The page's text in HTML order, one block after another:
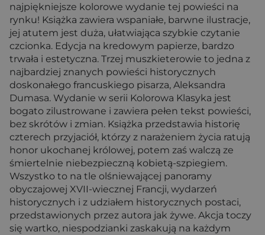
najpiękniejsze kolorowe wydanie tej powieści na
rynku! Książka zawiera wspaniałe, barwne ilustracje,
jej atutem jest duża, ułatwiająca szybkie czytanie
czcionka. Edycja na kredowym papierze, bardzo
trwała i estetyczna. Trzej muszkieterowie to jedna z
najbardziej znanych powieści historycznych
doskonałego francuskiego pisarza, Aleksandra
Dumasa. Wydanie w serii Kolorowa Klasyka jest
bogato zilustrowane i zawiera pełen tekst powieści,
bez skrótów i zmian. Książka przedstawia historię
czterech przyjaciół, którzy z narażeniem życia ratują
honor ukochanej królowej, potem zaś walczą ze
śmiertelnie niebezpieczną kobietą-szpiegiem.
Wszystko to na tle olśniewającej panoramy
obyczajowej XVII-wiecznej Francji, wydarzeń
historycznych i z udziałem historycznych postaci,
przedstawionych przez autora jak żywe. Akcja toczy
się wartko, niespodzianki zaskakują na każdym